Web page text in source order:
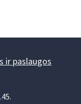
ir paslaugos